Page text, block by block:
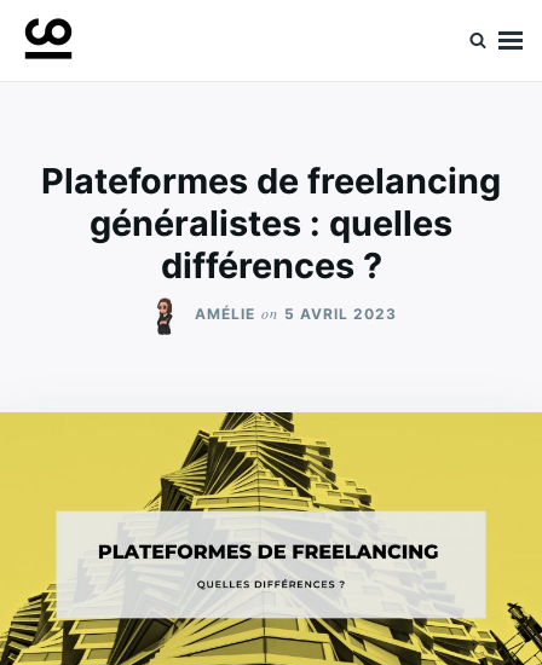
SkipSearch
for:
Plateformes de freelancing
généralistes : quelles
différences ?
AMÉLIE on 5 AVRIL 2023